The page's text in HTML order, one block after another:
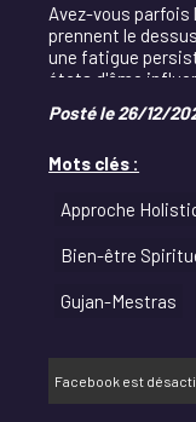
Avez-vous parfois
prennent le
une fatigue
états d'âme
Posté le 26/12/
Mots clés :
Approche
Bien-être
Gujan-Mestras
Facebook est